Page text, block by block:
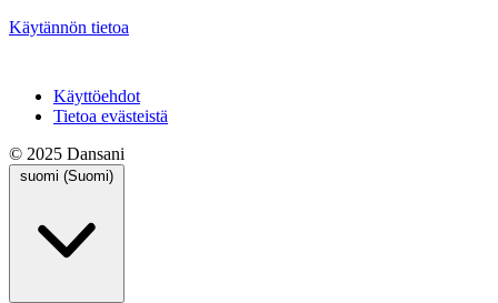
Käytännön tietoa
Käyttöehdot
Tietoa evästeistä
© 2025 Dansani
suomi (Suomi)